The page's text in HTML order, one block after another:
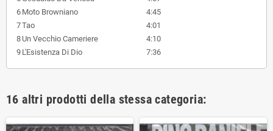
6 Moto Browniano
4:45
7Tao
4:01
8 Un Vecchio Cameriere
4:10
9 L'Esistenza Di Dio 7:36
16 altri prodotti della stessa categoria: